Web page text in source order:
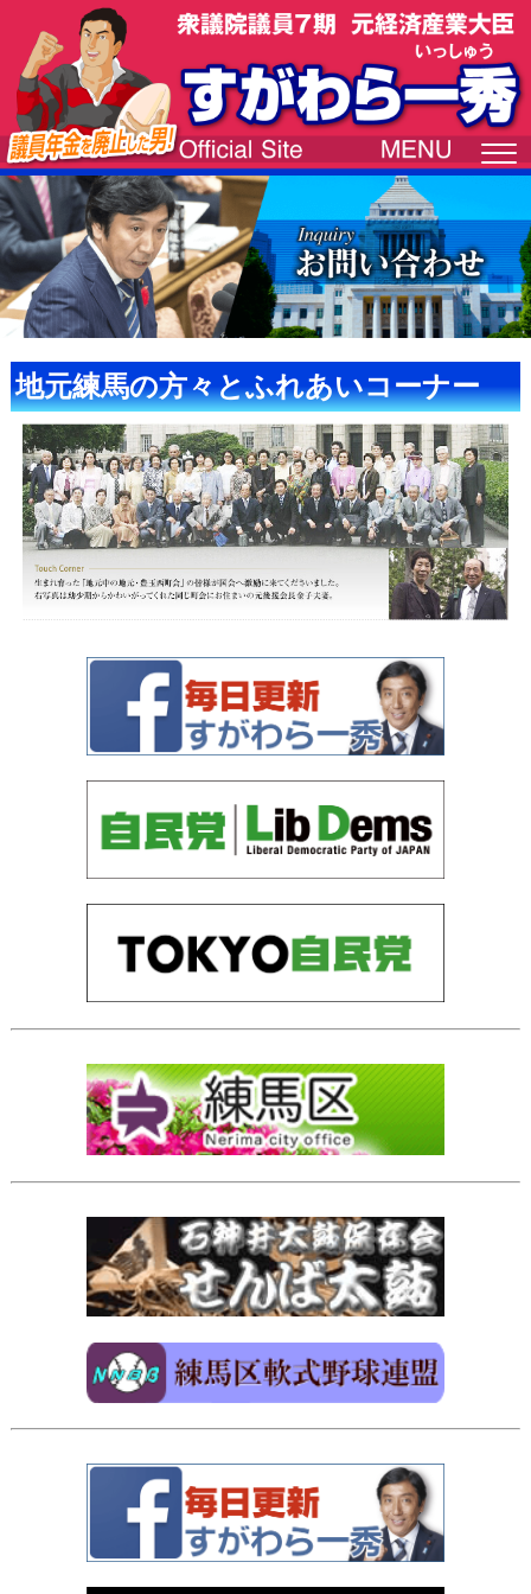
地元練馬の方々とふれあいコーナー